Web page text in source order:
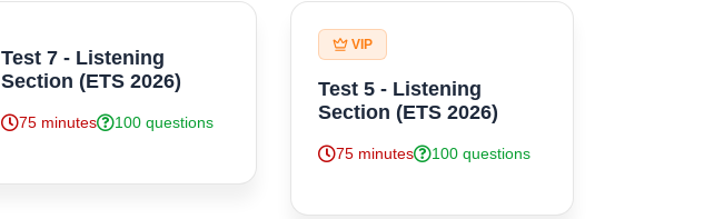
Test 7 - Listening
Section (ETS 2026)
75 minutes 100 questions
VIP
Test 5 - Listening
Section (ETS 2026)
75 minutes 100 questions